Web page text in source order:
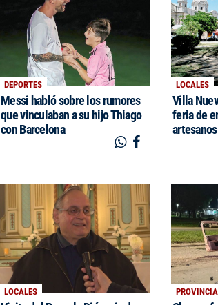
DEPORTES
Messi habló sobre los rumores
que vinculaban a su hijo Thiago
con Barcelona
LOCALES
Villa
feria de
artesanos
LOCALES